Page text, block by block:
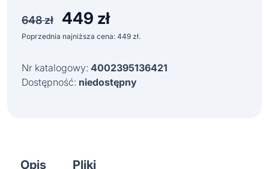
648zł
Pierwotna
wynosiła:
449 złAktualna
Poprzednia najniższa cena: 449 zł.
Nr katalogowy: 4002395136421
Dostępność: niedostępny
Opis Pliki